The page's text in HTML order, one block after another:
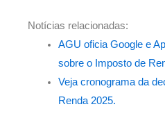
Notícias relacionadas:
AGU oficia Google e
sobre o Imposto de
Veja cronograma da
Renda 2025.